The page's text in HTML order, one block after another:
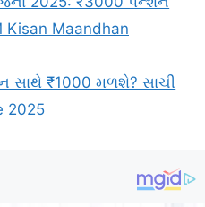
Maandhan
સાથે ₹1000 મળશે? સાચી
2025